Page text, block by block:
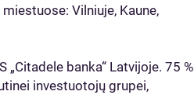
Vilniuje, Kaune,
„Citadele banka“ Latvijoje. 75 %
investuotojų grupei,